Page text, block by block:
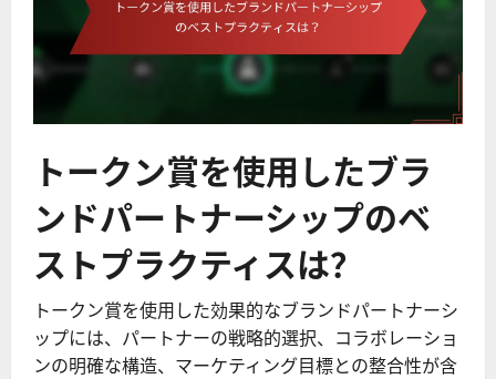
トークン賞を使用したブラ
ンドパートナーシップのベ
ストプラクティスは？
トークン賞を使用した効果的なブランドパートナーシ
ップには、パートナーの戦略的選択、コラボレーショ
ンの明確な構造、マーケティング目標との整合性が含